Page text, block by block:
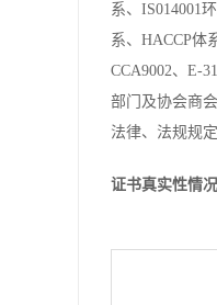
系、IS014001
系、HACCP体
CCA9002、E-
部门及协会商
法律、法规规
证书真实性情况